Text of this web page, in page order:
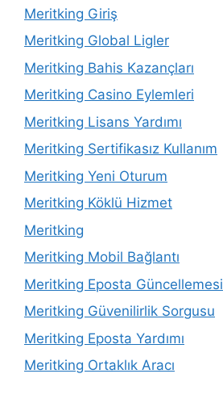
Meritking Giriş
Meritking Global Ligler
Meritking Bahis Kazançları
Meritking Casino Eylemleri
Meritking Lisans Yardımı
Meritking Sertifikasız Kullanım
Meritking Yeni Oturum
Meritking Köklü Hizmet
Meritking
Meritking Mobil Bağlantı
Meritking Eposta Güncellemesi
Meritking Güvenilirlik Sorgusu
Meritking Eposta Yardımı
Meritking Ortaklık Aracı